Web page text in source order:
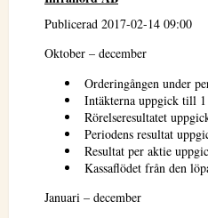
Publicerad 2017-02-14 09:00
Oktober – december
Orderingången under
Intäkterna uppgick till
Rörelseresultatet
Periodens resultat
Resultat per aktie
Kassaflödet från den
Januari – december